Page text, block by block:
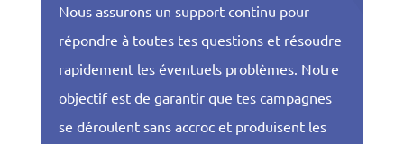
Nous assurons un support continu pour
répondre à toutes tes questions et résoudre
rapidement les éventuels problèmes. Notre
objectif est de garantir que tes campagnes
se déroulent sans accroc et produisent les